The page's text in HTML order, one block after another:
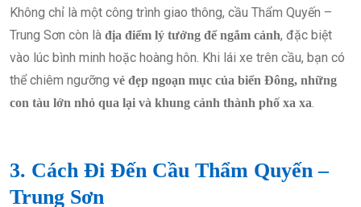
Không chỉ là một công trình giao thông, cầu Thẩm Quyến –
Trung Sơn còn là địa điểm lý tưởng để ngắm cảnh, đặc biệt
vào lúc bình minh hoặc hoàng hôn. Khi lái xe trên cầu, bạn có
thể chiêm ngưỡng vẻ đẹp ngoạn mục của biển Đông, những
con tàu lớn nhỏ qua lại và khung cảnh thành phố xa xa.
3. Cách Đi Đến Cầu Thẩm Quyến –
Trung Sơn